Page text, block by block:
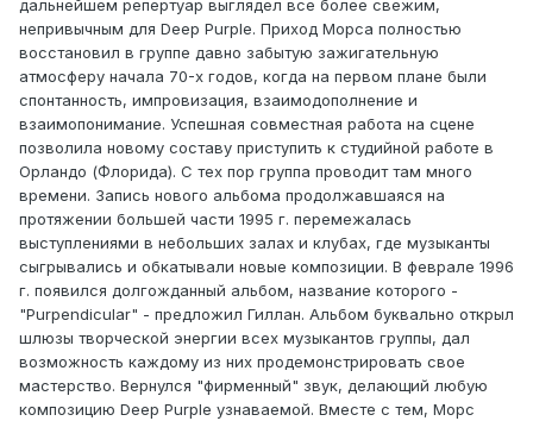
дальнейшем репертуар выглядел все более свежим,
непривычным для Deep Purple. Приход Морса полностью
восстановил в группе давно забытую зажигательную
атмосферу начала 70-х годов, когда на первом плане были
спонтанность, импровизация, взаимодополнение и
взаимопонимание. Успешная совместная работа на сцене
позволила новому составу приступить к студийной работе в
Орландо (Флорида). С тех пор группа проводит там много
времени. Запись нового альбома продолжавшаяся на
протяжении большей части 1995 г. перемежалась
выступлениями в небольших залах и клубах, где музыканты
сыгрывались и обкатывали новые композиции. В феврале 1996
г. появился долгожданный альбом, название которого -
"Purpendicular" - предложил Гиллан. Альбом буквально открыл
шлюзы творческой энергии всех музыкантов группы, дал
возможность каждому из них продемонстрировать свое
мастерство. Вернулся "фирменный" звук, делающий любую
композицию Deep Purple узнаваемой. Вместе с тем, Морс